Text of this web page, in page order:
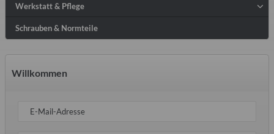
Werkstatt & Pflege
Schrauben & Normteile
Willkommen
E-Mail-Adresse